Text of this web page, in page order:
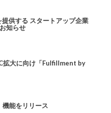
供する スタートアップ企業
知らせ
拡大に向け「Fulfillment by
機能をリリース